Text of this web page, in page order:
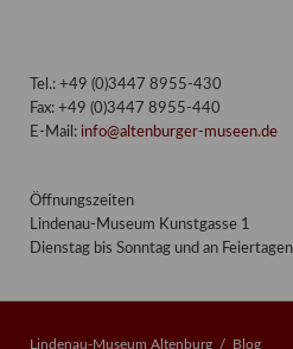
Tel.: +49 (0)3447 8955-430
Fax: +49 (0)3447 8955-440
E-Mail: info@altenburger-museen.de
Öffnungszeiten
Lindenau-Museum Kunstgasse 1
Dienstag bis Sonntag und an
Lindenau-Museum Altenburg Blog